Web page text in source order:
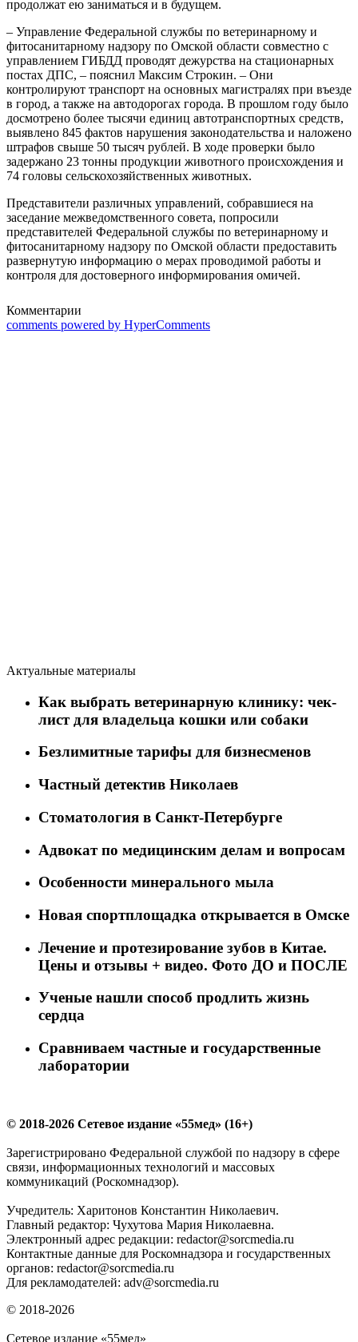
продолжат ею заниматься и в будущем.
– Управление Федеральной службы по ветеринарному и
фитосанитарному надзору по Омской области совместно с
управлением ГИБДД проводят дежурства на стационарных
постах ДПС, – пояснил Максим Строкин. – Они
контролируют транспорт на основных магистралях при въезде
в город, а также на автодорогах города. В прошлом году было
досмотрено более тысячи единиц автотранспортных средств,
выявлено 845 фактов нарушения законодательства и наложено
штрафов свыше 50 тысяч рублей. В ходе проверки было
задержано 23 тонны продукции животного происхождения и
74 головы сельскохозяйственных животных.
Представители различных управлений, собравшиеся на
заседание межведомственного совета, попросили
представителей Федеральной службы по ветеринарному и
фитосанитарному надзору по Омской области предоставить
развернутую информацию о мерах проводимой работы и
контроля для достоверного информирования омичей.
Комментарии
comments powered by HyperComments
Актуальные материалы
Как выбрать ветеринарную клинику: чек-
лист для владельца кошки или собаки
Безлимитные тарифы для бизнесменов
Частный детектив Николаев
Стоматология в Санкт-Петербурге
Адвокат по медицинским делам и вопросам
Особенности минерального мыла
Новая спортплощадка открывается в Омске
Лечение и протезирование зубов в Китае.
Цены и отзывы + видео. Фото ДО и ПОСЛЕ
Ученые нашли способ продлить жизнь
сердца
Сравниваем частные и государственные
лаборатории
© 2018-2026 Сетевое издание «55мед» (16+)
Зарегистрировано Федеральной службой по надзору в сфере
связи, информационных технологий и массовых
коммуникаций (Роскомнадзор).
Учредитель: Харитонов Константин Николаевич.
Главный редактор: Чухутова Мария Николаевна.
Электронный адрес редакции: redactor@sorcmedia.ru
Контактные данные для Роскомнадзора и государственных
органов: redactor@sorcmedia.ru
Для рекламодателей: adv@sorcmedia.ru
© 2018-2026
Сетевое издание «55мед»